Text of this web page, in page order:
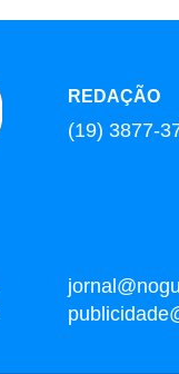
REDAÇÃO
(19) 3877-